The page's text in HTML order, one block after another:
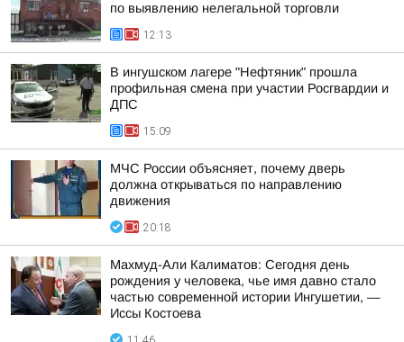
по выявлению нелегальной торговли
12:13
В ингушском лагере "Нефтяник" прошла
профильная смена при участии Росгвардии и
ДПС
15:09
МЧС России объясняет, почему дверь
должна открываться по направлению
движения
20:18
Махмуд-Али Калиматов: Сегодня день
рождения у человека, чье имя давно стало
частью современной истории Ингушетии, —
Иссы Костоева